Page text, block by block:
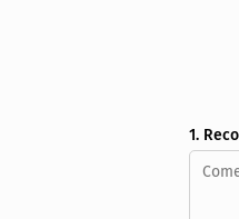
1.